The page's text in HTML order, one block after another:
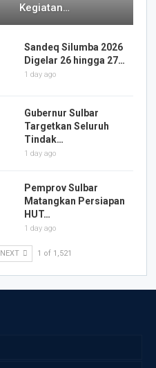
Kegiatan…
Sandeq Silumba 2026
Digelar 26 hingga 27…
1 day ago
Gubernur Sulbar
Targetkan Seluruh
Tindak…
1 day ago
Pemprov Sulbar
Matangkan Persiapan
HUT…
1 day ago
NEXT 1 of 1,521